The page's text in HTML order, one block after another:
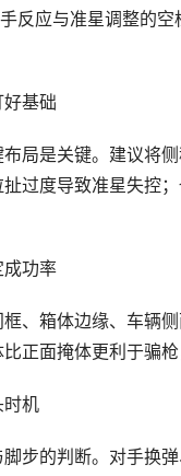
反应与准星调整的
基础
局是关键。建议将
过度导致准星失控
成功率
、箱体边缘、车辆
正面掩体更利于骗
时机
步的判断。对手换